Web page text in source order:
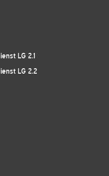
LG 2.1
LG 2.2